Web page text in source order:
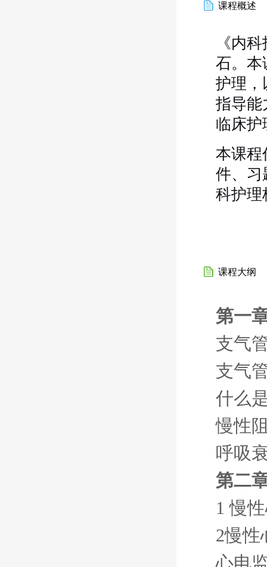
课程概述
《内
石。本
护理，
指导能
临床
本课程
件、习
科护理
课程大纲
第一
支气
支气
什么
慢性
呼吸
第二
1 慢
2慢性
心电